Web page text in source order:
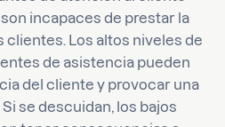
incapaces de prestar la
clientes. Los altos niveles de
de asistencia pueden
del cliente y provocar una
se descuidan, los bajos